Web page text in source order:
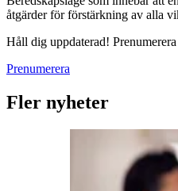
åtgärder för förstärkning av alla
Håll dig uppdaterad!
Prenumerera
Fler nyheter